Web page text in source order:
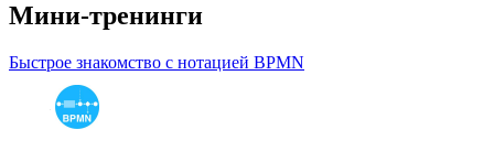
Мини-тренинги
Быстрое знакомство с нотацией BPMN